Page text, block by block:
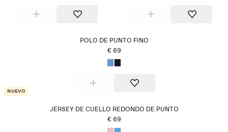
POLO DE PUNTO FINO
€ 69
Nuevo
JERSEY DE CUELLO REDONDO DE PUNTO
€ 69